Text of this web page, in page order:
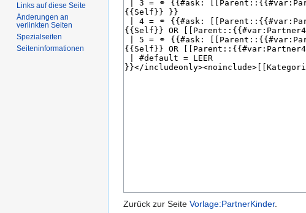
Zurück zur Seite Vorlage:PartnerKinder.
Links auf diese Seite
Änderungen an
verlinkten Seiten
Spezialseiten
Seiten­­informationen